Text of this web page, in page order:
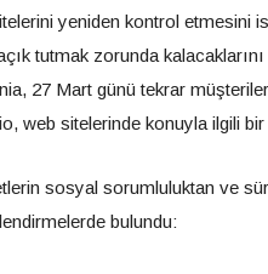
yeniden kontrol etmesini
tutmak zorunda
27 Mart günü tekrar
web sitelerinde konuyla ilgili bir
sosyal sorumluluktan ve
bulundu: